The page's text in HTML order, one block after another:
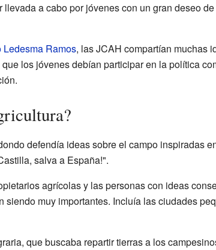
a cabo por jóvenes con un gran deseo
Ledesma Ramos, las JCAH compartían muchas
los jóvenes debían participar en la política
defendía ideas sobre el campo inspiradas
salva a España!".
agrícolas y las personas con ideas
muy importantes. Incluía las ciudades
que buscaba repartir tierras a los